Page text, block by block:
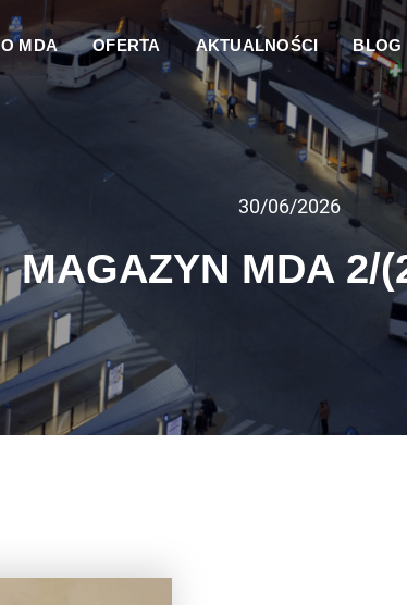
O MDA OFERTA AKTUALNOŚCI BLOG
30/06/2026
MAGAZYN MDA 2/